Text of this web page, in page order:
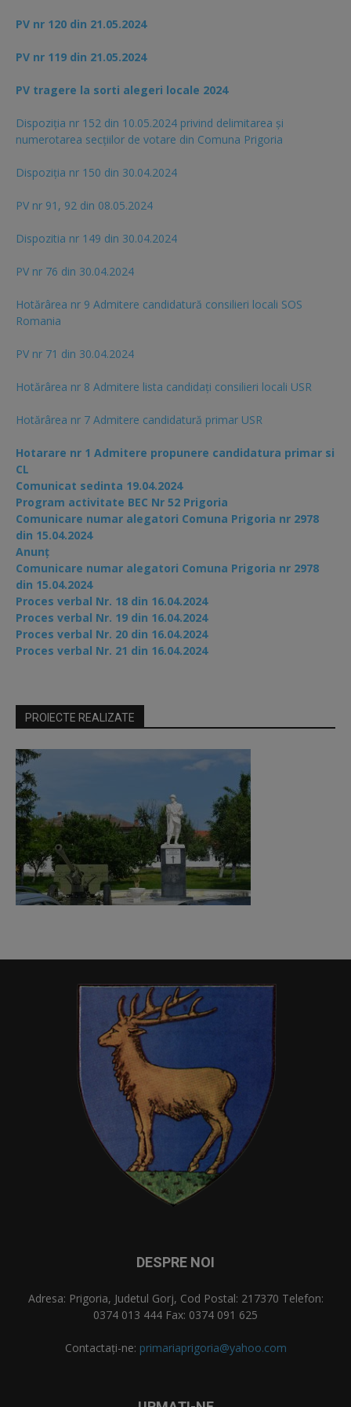
PV nr 120 din 21.05.2024
PV nr 119 din 21.05.2024
PV tragere la sorti alegeri locale 2024
Dispoziția nr 152 din 10.05.2024 privind delimitarea și
numerotarea secțiilor de votare din Comuna Prigoria
Dispoziția nr 150 din 30.04.2024
PV nr 91, 92 din 08.05.2024
Dispozitia nr 149 din 30.04.2024
PV nr 76 din 30.04.2024
Hotărârea nr 9 Admitere candidatură consilieri locali SOS
Romania
PV nr 71 din 30.04.2024
Hotărârea nr 8 Admitere lista candidaţi consilieri locali USR
Hotărârea nr 7 Admitere candidatură primar USR
Hotarare nr 1 Admitere propunere candidatura primar si
CL
Comunicat sedinta 19.04.2024
Program activitate BEC Nr 52 Prigoria
Comunicare numar alegatori Comuna Prigoria nr 2978
din 15.04.2024
Anunț
Comunicare numar alegatori Comuna Prigoria nr 2978
din 15.04.2024
Proces verbal Nr. 18 din 16.04.2024
Proces verbal Nr. 19 din 16.04.2024
Proces verbal Nr. 20 din 16.04.2024
Proces verbal Nr. 21 din 16.04.2024
PROIECTE REALIZATE
DESPRE NOI
Adresa: Prigoria, Judetul Gorj, Cod Postal: 217370 Telefon:
0374 013 444 Fax: 0374 091 625
Contactați-ne: primariaprigoria@yahoo.com